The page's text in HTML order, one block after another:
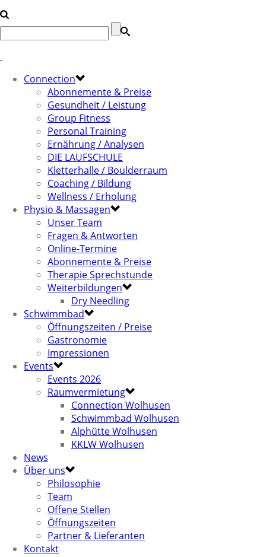
Connection
Abonnemente & Preise
Gesundheit / Leistung
Group Fitness
Personal Training
Ernährung / Analysen
DIE LAUFSCHULE
Kletterhalle / Boulderraum
Coaching / Bildung
Wellness / Erholung
Physio & Massagen
Unser Team
Fragen & Antworten
Online-Termine
Abonnemente & Preise
Therapie Sprechstunde
Weiterbildungen
Dry Needling
Schwimmbad
Öffnungszeiten / Preise
Gastronomie
Impressionen
Events
Events 2026
Raumvermietung
Connection Wolhusen
Schwimmbad Wolhusen
Alphütte Wolhusen
KKLW Wolhusen
News
Über uns
Philosophie
Team
Offene Stellen
Öffnungszeiten
Partner & Lieferanten
Kontakt